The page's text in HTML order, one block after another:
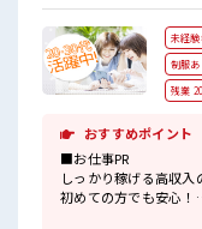
未経験
制服あ
残業
おすすめポイント
■お仕事PR
しっかり稼げる高収入
初めての方でも安心！
担当がしっかりバック